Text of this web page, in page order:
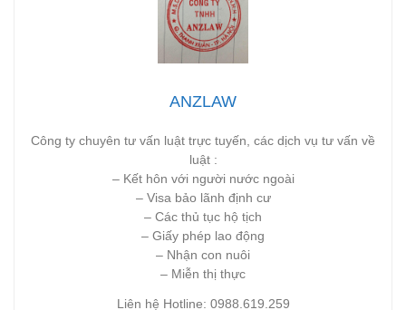
ANZLAW
Công ty chuyên tư vấn luật trực tuyến, các dịch vụ tư vấn về
luật :
– Kết hôn với người nước ngoài
– Visa bảo lãnh định cư
– Các thủ tục hộ tịch
– Giấy phép lao động
– Nhận con nuôi
– Miễn thị thực
Liên hệ Hotline: 0988.619.259